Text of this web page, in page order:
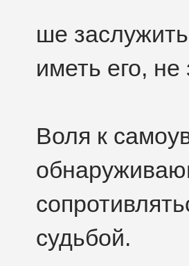
ше
иметь его,
Воля к
судьбой.